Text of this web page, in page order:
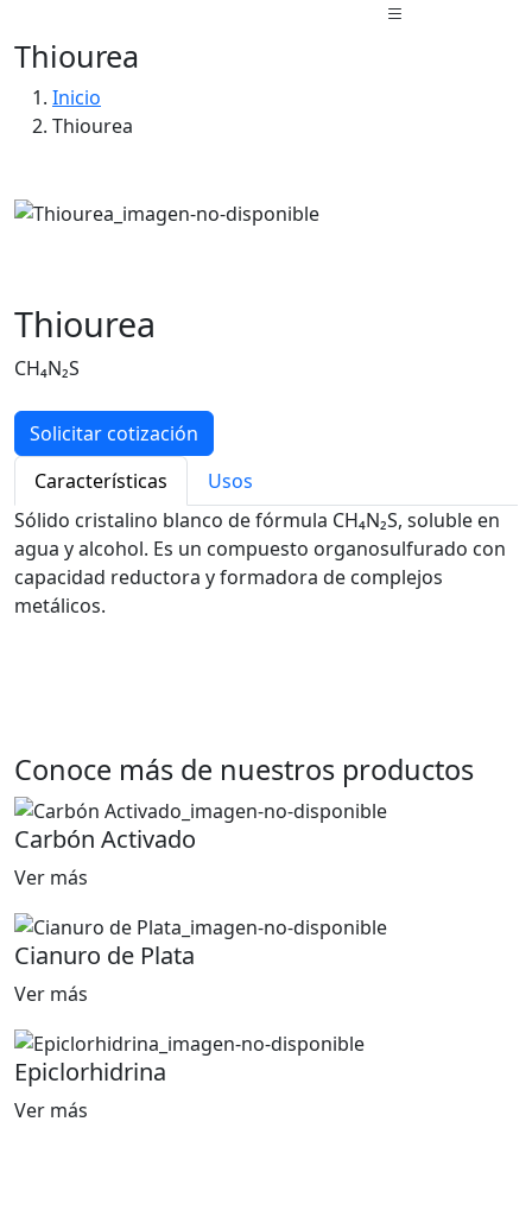
Thiourea
Inicio
Thiourea
Thiourea
CH₄N₂S
Solicitar cotización
Características
Usos
Sólido cristalino blanco de fórmula CH₄N₂S, soluble en
agua y alcohol. Es un compuesto organosulfurado con
capacidad reductora y formadora de complejos
metálicos.
Conoce más de nuestros productos
Carbón Activado
Ver más
Cianuro de Plata
Ver más
Epiclorhidrina
Ver más